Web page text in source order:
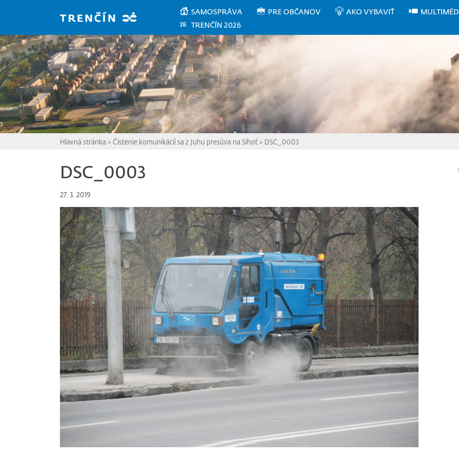
SAMOSPRÁVA PRE OBČANOV AKO VYBAVIŤ
TRENČÍN 2026
Hlavná stránka > Čistenie komunikácií sa z Juhu presúva na Sihoť> DSC_0003
DSC_0003
27. 3. 2019